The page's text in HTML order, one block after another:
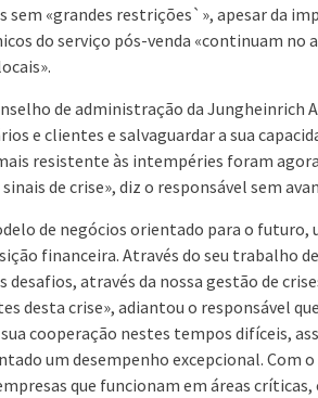
sem «grandes restrições`», apesar da
do serviço pós-venda «continuam
de administração da Jungheinrich
e clientes e salvaguardar a sua
resistente às intempéries foram
de crise», diz o responsável sem
de negócios orientado para o futuro,
financeira. Através do seu trabalho
desafios, através da nossa gestão de
desta crise», adiantou o responsável
cooperação nestes tempos difíceis,
um desempenho excepcional.
que funcionam em áreas